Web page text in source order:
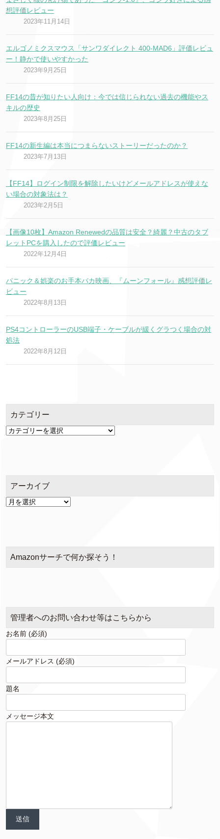
想評価レビュー
2023年11月14日
エルゴノミクスマウス「サンワダイレクト 400-MAD6」評価レビュ
ー！静かで使いやすかった
2023年9月25日
FF14の昔が知りたい人向け：今では信じられない過去の機能やス
キルの歴史
2023年8月25日
FF14の新生編は本当につまらないストーリーだったのか？
2023年7月13日
【FF14】ログイン制限を解除したいけどメールアドレスが使えな
い場合の対象法は？
2023年2月5日
【画像10枚】Amazon Renewedの品質は安全？綺麗？中古のタブ
レットPCを購入したので評価レビュー
2022年12月4日
パニック＆娯楽のお手本バカ映画、『ムーンフォール』感想評価レ
ビュー
2022年8月13日
PS4コントローラーのUSB端子・ケーブルが緩くグラつく場合の対
処法
2022年8月12日
カテゴリー
カ
アーカイブ
ア
Amazonサーチで何か探そう！
管理者へのお問い合わせ等はこちらから
お名前 (必須)
メールアドレス (必須)
題名
メッセージ本文